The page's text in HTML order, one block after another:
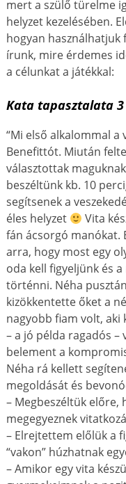
mert a szülő türelme
helyzet kezelésében.
hogyan
írunk, mire érdemes
a célunkat a játékkal:
Kata tapasztalata
“Mi első alkalommal a
Benefittót. Miután
választottak
beszéltünk kb. 10
segítsenek a
éles helyzet
Vita
fán ácsorgó manókat.
arra, hogy most egy
oda kell figyeljünk és
történni. Néha
kizökkentette őket a
nagyobb fiam volt, aki
– a jó példa ragadós –
belement a
Néha rá kellett
megoldását és
– Megbeszéltük előre,
megegyeznek
– Elrejtettem előlük a
“vakon” húzhatnak
– Amikor egy vita